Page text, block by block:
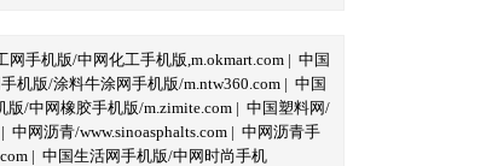
网手机版/中网化工手机版,m.okmart.com | 中国
机版/涂料牛涂网手机版/m.ntw360.com | 中国
版/中网橡胶手机版/m.zimite.com | 中国塑料网/
| 中网沥青/www.sinoasphalts.com | 中网沥青手
| 中国生活网手机版/中网时尚手机